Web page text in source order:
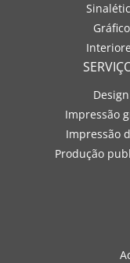
Gráfico
Design
Impressão
Impressão
Produção